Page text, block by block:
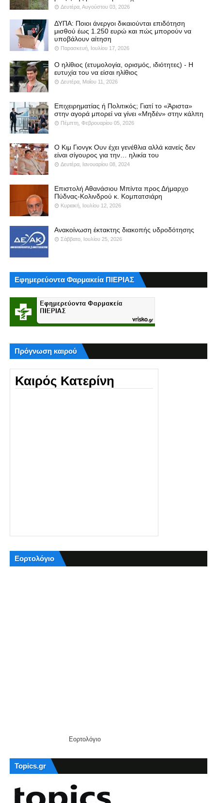
Δευτέρα, Αυγούστου 03, 2026
ΔΥΠΑ: Ποιοι άνεργοι δικαιούνται επιδότηση
μισθού έως 1.250 ευρώ και πώς μπορούν να
υποβάλουν αίτηση
Παρασκευή, Ιουλίου 17, 2026
Ο ηλίθιος (ετυμολογία, ορισμός, ιδιότητες) - Η
ευτυχία του να είσαι ηλίθιος
Δευτέρα, Μαΐου 11, 2026
Επιχειρηματίας ή Πολιτικός; Γιατί το «Άριστα»
στην αγορά μπορεί να γίνει «Μηδέν» στην κάλπη
Πέμπτη, Φεβρουαρίου 05, 2026
Ο Κιμ Γιονγκ Ουν έχει γενέθλια αλλά κανείς δεν
είναι σίγουρος για την… ηλικία του
Δευτέρα, Ιανουαρίου 08, 2024
Επιστολή Αθανάσιου Μπίντα προς Δήμαρχο
Πύδνας-Κολινδρού κ. Κομπατσιάρη
Κυριακή, Ιουλίου 12, 2026
Ανακοίνωση έκτακτης διακοπής υδροδότησης
Σάββατο, Ιουλίου 25, 2026
Εφημερεύοντα Φαρμακεία ΠΙΕΡΙΑΣ
Πρόγνωση καιρού
Καιρός Κατερίνη
Εορτολόγιο
Εορτολόγιο
Topics.gr